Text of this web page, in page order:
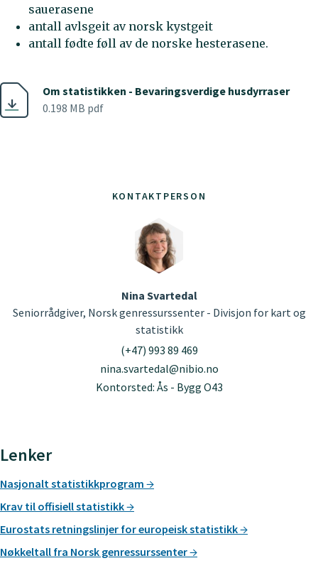
KONTAKTPERSON
Nina Svartedal
Seniorrådgiver, Norsk genressurssenter - Divisjon for kart og
statistikk
(+47) 993 89 469
nina.svartedal@nibio.no
Kontorsted: Ås - Bygg O43
Lenker
Nasjonalt statistikkprogram
Krav til offisiell statistikk
Eurostats retningslinjer for europeisk statistikk
Nøkkeltall fra Norsk genressurssenter
sauerasene
antall avlsgeit av norsk kystgeit
antall fødte føll av de norske hesterasene.
Om statistikken - Bevaringsverdige husdyrraser
0.198 MB pdf